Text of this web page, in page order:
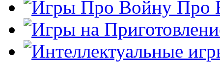
Про